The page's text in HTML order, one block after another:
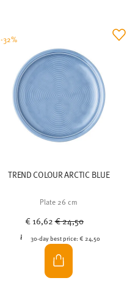
TREND COLOUR ARCTIC BLUE
Plate 26 cm
€ 16,62Price reduced from
€ 24,50
30-day best price:€ 24,50
-32%